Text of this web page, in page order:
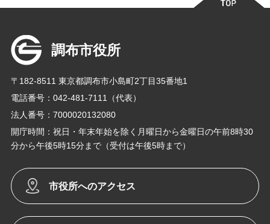
調布市役所
〒182-8511 東京都調布市小島町2丁目35番地1
電話番号：042-481-7111（代表）
法人番号：7000020132080
開庁時間：祝日・年末年始を除く月曜日から金曜日の午前8時30
分から午後5時15分まで（受付は午後5時まで）
市役所へのアクセス